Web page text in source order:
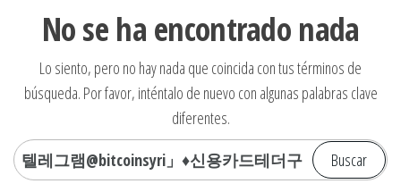
No se ha encontrado nada
Lo siento, pero no hay nada que coincida con tus términos de
búsqueda. Por favor, inténtalo de nuevo con algunas palabras clave
diferentes.
Buscar: